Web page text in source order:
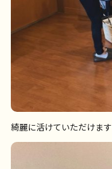
綺麗に活けていただけます